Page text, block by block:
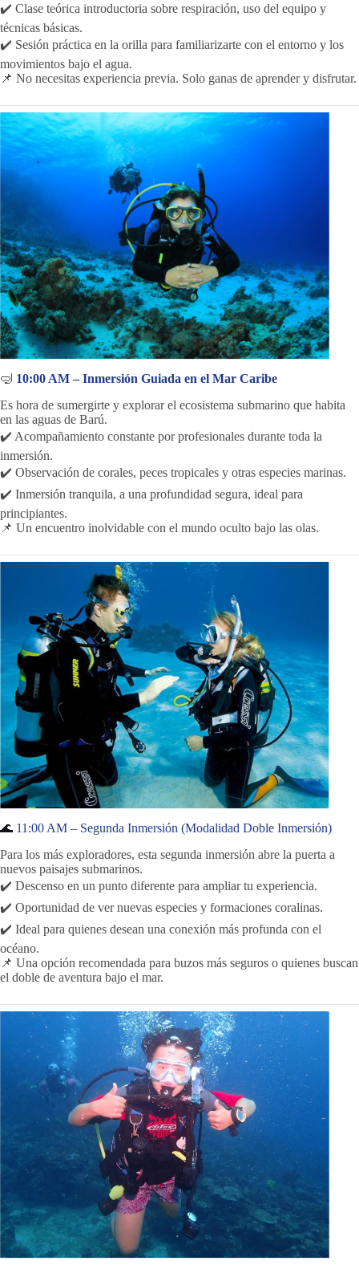
✔️ Clase teórica introductoria sobre respiración, uso del equipo y
técnicas básicas.
✔️ Sesión práctica en la orilla para familiarizarte con el entorno y los
movimientos bajo el agua.
📌 No necesitas experiencia previa. Solo ganas de aprender y disfrutar.
🤿 10:00 AM – Inmersión Guiada en el Mar Caribe
Es hora de sumergirte y explorar el ecosistema submarino que habita
en las aguas de Barú.
✔️ Acompañamiento constante por profesionales durante toda la
inmersión.
✔️ Observación de corales, peces tropicales y otras especies marinas.
✔️ Inmersión tranquila, a una profundidad segura, ideal para
principiantes.
📌 Un encuentro inolvidable con el mundo oculto bajo las olas.
🌊 11:00 AM – Segunda Inmersión (Modalidad Doble Inmersión)
Para los más exploradores, esta segunda inmersión abre la puerta a
nuevos paisajes submarinos.
✔️ Descenso en un punto diferente para ampliar tu experiencia.
✔️ Oportunidad de ver nuevas especies y formaciones coralinas.
✔️ Ideal para quienes desean una conexión más profunda con el
océano.
📌 Una opción recomendada para buzos más seguros o quienes buscan
el doble de aventura bajo el mar.